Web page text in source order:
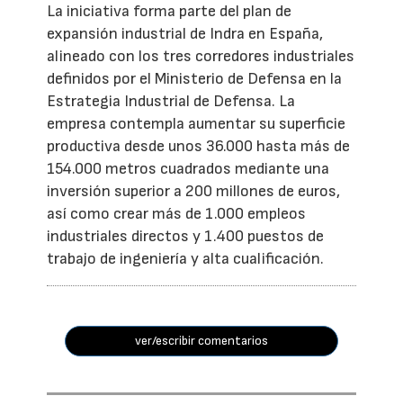
La iniciativa forma parte del plan de
expansión industrial de Indra en España,
alineado con los tres corredores industriales
definidos por el Ministerio de Defensa en la
Estrategia Industrial de Defensa. La
empresa contempla aumentar su superficie
productiva desde unos 36.000 hasta más de
154.000 metros cuadrados mediante una
inversión superior a 200 millones de euros,
así como crear más de 1.000 empleos
industriales directos y 1.400 puestos de
trabajo de ingeniería y alta cualificación.
ver/escribir comentarios